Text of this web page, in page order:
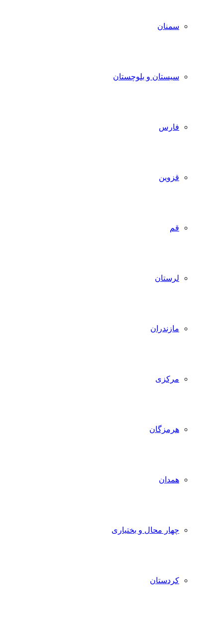
سمنان
سیستان و بلوچستان
فارس
قزوین
قم
لرستان
مازندران
مرکزی
هرمزگان
همدان
چهار محال و بختیاری
کردستان